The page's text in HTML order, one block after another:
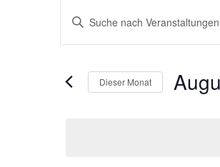
Veranstaltungen
Suche
und
Navigation
Bitte
Schlüsselwort
eingeben.
nach
Dieser Monat